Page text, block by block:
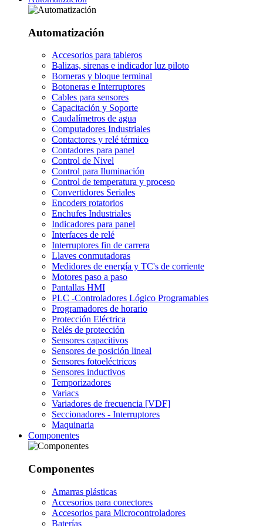
Automatización
Accesorios para tableros
Balizas, sirenas e indicador luz piloto
Borneras y bloque terminal
Botoneras e Interruptores
Cables para sensores
Capacitación y Soporte
Caudalímetros de agua
Computadores Industriales
Contactores y relé térmico
Contadores para panel
Control de Nivel
Control para Iluminación
Control de temperatura y proceso
Convertidores Seriales
Encoders rotatorios
Enchufes Industriales
Indicadores para panel
Interfaces de relé
Interruptores fin de carrera
Llaves conmutadoras
Medidores de energía y TC's de corriente
Motores paso a paso
Pantallas HMI
PLC -Controladores Lógico Programables
Programadores de horario
Protección Eléctrica
Relés de protección
Sensores capacitivos
Sensores de posición lineal
Sensores fotoeléctricos
Sensores inductivos
Temporizadores
Variacs
Variadores de frecuencia [VDF]
Seccionadores - Interruptores
Maquinaria
Componentes
Componentes
Amarras plásticas
Accesorios para conectores
Accesorios para Microcontroladores
Baterías